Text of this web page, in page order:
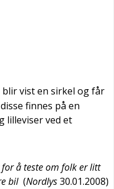
vist en sirkel og får
finnes på en
lilleviser ved et
å teste om folk er litt
bil (Nordlys30.01.2008)